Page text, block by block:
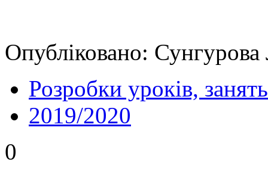
Опубліковано:
Розробки уроків, занять
2019/2020
0